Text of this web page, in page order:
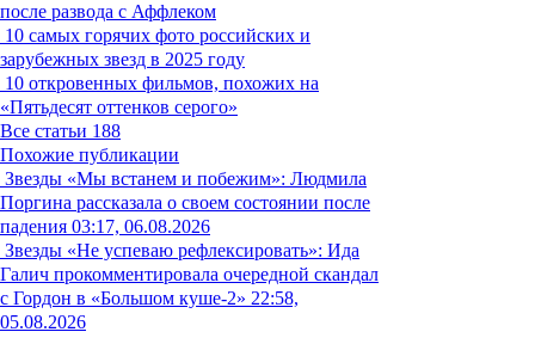
после развода с Аффлеком
10 самых горячих фото российских и
зарубежных звезд в 2025 году
10 откровенных фильмов, похожих на
«Пятьдесят оттенков серого»
Все статьи 188
Похожие публикации
Звезды «Мы встанем и побежим»: Людмила
Поргина рассказала о своем состоянии после
падения 03:17, 06.08.2026
Звезды «Не успеваю рефлексировать»: Ида
Галич прокомментировала очередной скандал
с Гордон в «Большом куше-2» 22:58,
05.08.2026